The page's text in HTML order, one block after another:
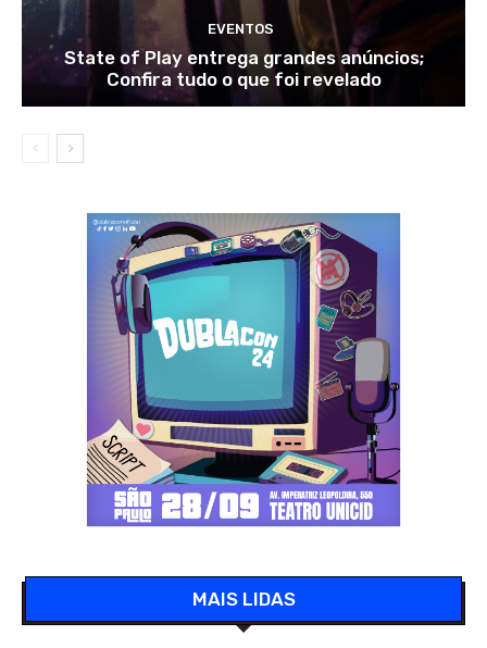
EVENTOS
State of Play entrega grandes anúncios;
Confira tudo o que foi revelado
MAIS LIDAS